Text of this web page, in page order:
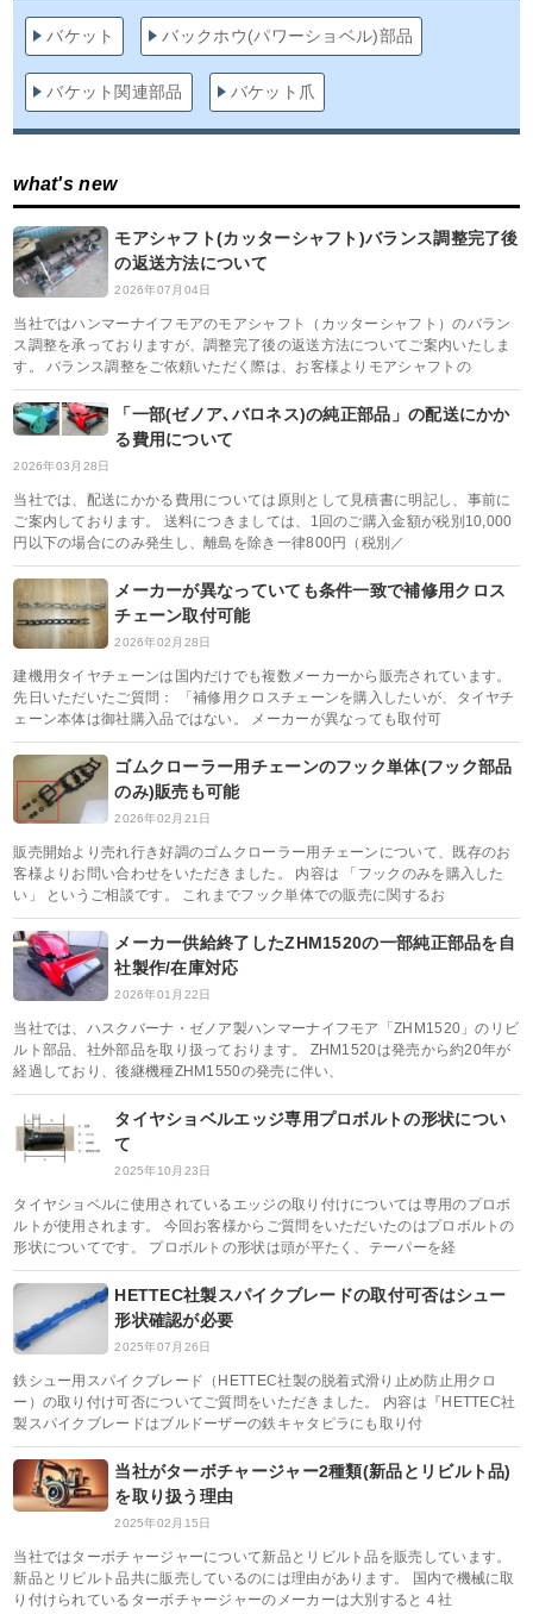
バケット バックホウ(パワーショベル)部品
バケット関連部品 バケット爪
what's new
モアシャフト(カッターシャフト)バランス調整完了後
の返送方法について
2026年07月04日
当社ではハンマーナイフモアのモアシャフト（カッターシャフト）のバラン
ス調整を承っておりますが、調整完了後の返送方法についてご案内いたしま
す。 バランス調整をご依頼いただく際は、お客様よりモアシャフトの
「一部(ゼノア､バロネス)の純正部品」の配送にかか
る費用について
2026年03月28日
当社では、配送にかかる費用については原則として見積書に明記し、事前に
ご案内しております。 送料につきましては、1回のご購入金額が税別10,000
円以下の場合にのみ発生し、離島を除き一律800円（税別／
メーカーが異なっていても条件一致で補修用クロス
チェーン取付可能
2026年02月28日
建機用タイヤチェーンは国内だけでも複数メーカーから販売されています。
先日いただいたご質問： 「補修用クロスチェーンを購入したいが、タイヤチ
ェーン本体は御社購入品ではない。 メーカーが異なっても取付可
ゴムクローラー用チェーンのフック単体(フック部品
のみ)販売も可能
2026年02月21日
販売開始より売れ行き好調のゴムクローラー用チェーンについて、既存のお
客様よりお問い合わせをいただきました。 内容は 「フックのみを購入した
い」 というご相談です。 これまでフック単体での販売に関するお
メーカー供給終了したZHM1520の一部純正部品を自
社製作/在庫対応
2026年01月22日
当社では、ハスクバーナ・ゼノア製ハンマーナイフモア「ZHM1520」のリビ
ルト部品、社外部品を取り扱っております。 ZHM1520は発売から約20年が
経過しており、後継機種ZHM1550の発売に伴い、
タイヤショベルエッジ専用プロボルトの形状につい
て
2025年10月23日
タイヤショベルに使用されているエッジの取り付けについては専用のプロボ
ルトが使用されます。 今回お客様からご質問をいただいたのはプロボルトの
形状についてです。 プロボルトの形状は頭が平たく、テーパーを経
HETTEC社製スパイクブレードの取付可否はシュー
形状確認が必要
2025年07月26日
鉄シュー用スパイクブレード（HETTEC社製の脱着式滑り止め防止用クロ
ー）の取り付け可否についてご質問をいただきました。 内容は『HETTEC社
製スパイクブレードはブルドーザーの鉄キャタピラにも取り付
当社がターボチャージャー2種類(新品とリビルト品)
を取り扱う理由
2025年02月15日
当社ではターボチャージャーについて新品とリビルト品を販売しています。
新品とリビルト品共に販売しているのには理由があります。 国内で機械に取
り付けられているターボチャージャーのメーカーは大別すると４社